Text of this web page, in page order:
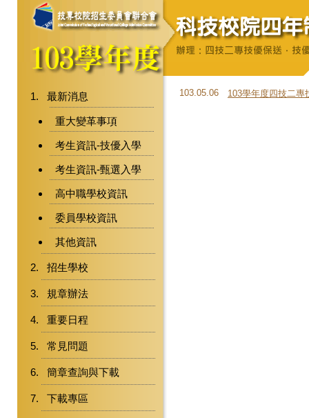
最新消息
重大變革事項
考生資訊-技優入學
考生資訊-甄選入學
高中職學校資訊
委員學校資訊
其他資訊
招生學校
規章辦法
重要日程
常見問題
簡章查詢與下載
下載專區
103.05.06 103學年度四技二專